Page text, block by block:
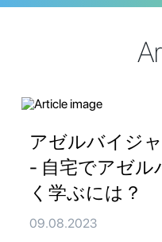
アゼルバイジ
- 自宅でアゼル
く学ぶには？
09.08.2023